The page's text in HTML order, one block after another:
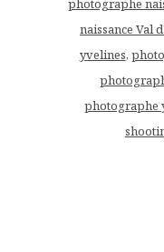
photographe
naissance Val
yvelines,
photographe